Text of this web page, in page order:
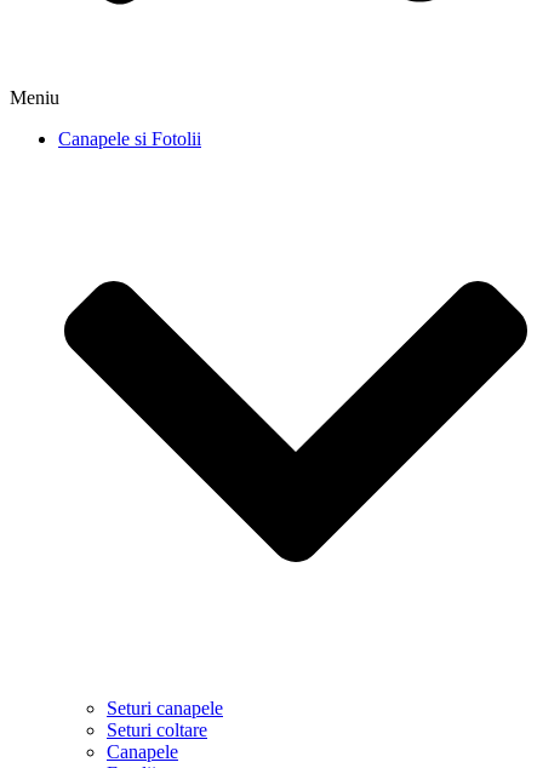
Meniu
Canapele si Fotolii
Seturi canapele
Seturi coltare
Canapele